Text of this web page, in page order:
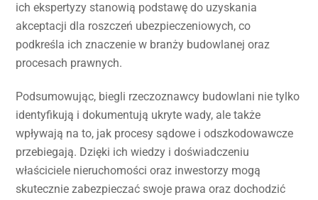
ich ekspertyzy stanowią podstawę do uzyskania
akceptacji dla roszczeń ubezpieczeniowych, co
podkreśla ich znaczenie w branży budowlanej oraz
procesach prawnych.
Podsumowując, biegli rzeczoznawcy budowlani nie tylko
identyfikują i dokumentują ukryte wady, ale także
wpływają na to, jak procesy sądowe i odszkodowawcze
przebiegają. Dzięki ich wiedzy i doświadczeniu
właściciele nieruchomości oraz inwestorzy mogą
skutecznie zabezpieczać swoje prawa oraz dochodzić